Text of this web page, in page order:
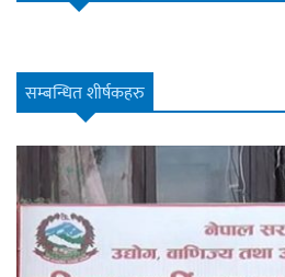
सम्बन्धित शीर्षकहरु